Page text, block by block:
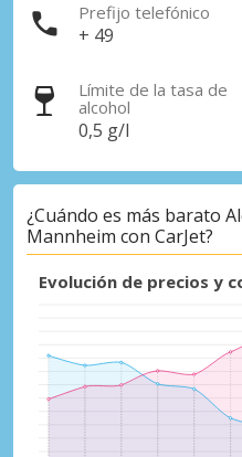
Descuentos
Accede a ofertas
proveedores.
Iniciar
Prefijo telefónico
+ 49
Límite de la tasa de
alcohol
0,5 g/l
¿Cuándo es más barato
Mannheim con CarJet?
Evolución de precios y